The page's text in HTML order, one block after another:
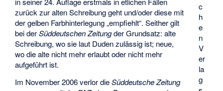
c
h
e
n
V
er
la
g
zurück zur alten Schreibung geht und/oder diese mit
der gelben Farbhinterlegung „empfiehlt“. Seither gilt
bei derSüddeutschen Zeitungder Grundsatz: alte
Schreibung, wo sie laut Duden zulässig ist; neue,
wo die alte nicht mehr erlaubt oder nicht mehr
aufgeführt ist.
Im November 2006 verlor dieSüddeutsche Zeitung